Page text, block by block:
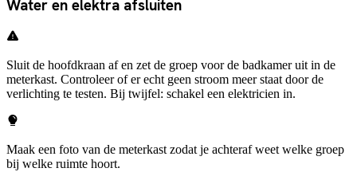
Water en elektra afsluiten
Sluit de hoofdkraan af en zet de groep voor de badkamer uit in de
meterkast. Controleer of er echt geen stroom meer staat door de
verlichting te testen. Bij twijfel: schakel een elektricien in.
Maak een foto van de meterkast zodat je achteraf weet welke groep
bij welke ruimte hoort.